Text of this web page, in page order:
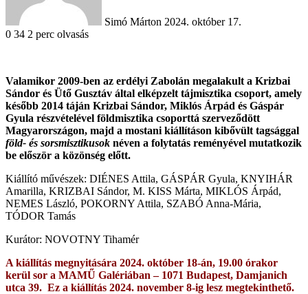
Simó Márton 2024. október 17.
0 34 2 perc olvasás
Valamikor 2009-ben az erdélyi Zabolán megalakult a Krizbai
Sándor és Ütő Gusztáv által elképzelt tájmisztika csoport, amely
később 2014 táján Krizbai Sándor, Miklós Árpád és Gáspár
Gyula részvételével földmisztika csoporttá szerveződött
Magyarországon, majd a mostani kiállításon kibővült tagsággal
föld- és sorsmisztikusok néven a folytatás reményével mutatkozik
be először a közönség előtt.
Kiállító művészek: DIÉNES Attila, GÁSPÁR Gyula, KNYIHÁR
Amarilla, KRIZBAI Sándor, M. KISS Márta, MIKLÓS Árpád,
NEMES László, POKORNY Attila, SZABÓ Anna-Mária,
TÓDOR Tamás
Kurátor: NOVOTNY Tihamér
A kiállítás megnyitására 2024. október 18-án, 19.00 órakor
kerül sor a MAMŰ Galériában – 1071 Budapest, Damjanich
utca 39. Ez a kiállítás 2024. november 8-ig lesz megtekinthető.